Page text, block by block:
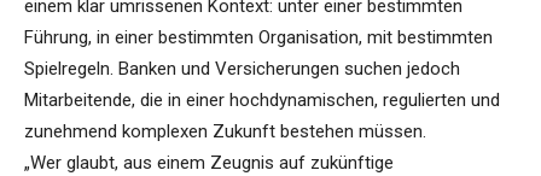
einem klar umrissenen Kontext: unter einer bestimmten
Führung, in einer bestimmten Organisation, mit bestimmten
Spielregeln. Banken und Versicherungen suchen jedoch
Mitarbeitende, die in einer hochdynamischen, regulierten und
zunehmend komplexen Zukunft bestehen müssen.
„Wer glaubt, aus einem Zeugnis auf zukünftige